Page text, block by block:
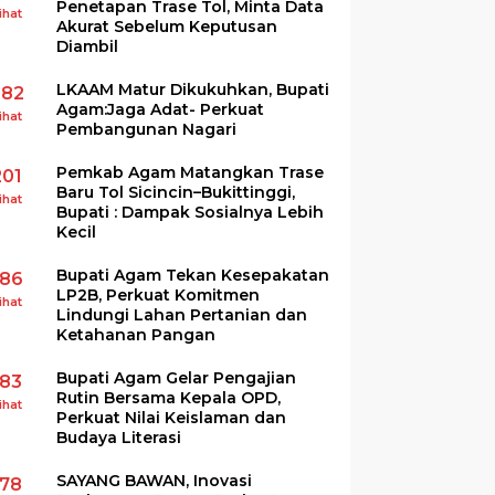
Penetapan Trase Tol, Minta Data
Akurat Sebelum Keputusan
Diambil
LKAAM Matur Dikukuhkan, Bupati
Agam:Jaga Adat- Perkuat
Pembangunan Nagari
Pemkab Agam Matangkan Trase
Baru Tol Sicincin–Bukittinggi,
Bupati : Dampak Sosialnya Lebih
Kecil
Bupati Agam Tekan Kesepakatan
LP2B, Perkuat Komitmen
Lindungi Lahan Pertanian dan
Ketahanan Pangan
Bupati Agam Gelar Pengajian
Rutin Bersama Kepala OPD,
Perkuat Nilai Keislaman dan
Budaya Literasi
SAYANG BAWAN, Inovasi